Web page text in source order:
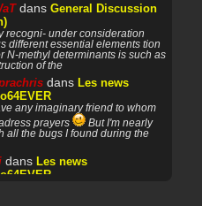
dans General Discussion
recogni- under consideration
different essential elements tion
N-methyl determinants is such as
of the
dans Les news
any imaginary friend to whom
prayers
But I'm nearly
all the bugs I found during the
dans Les news